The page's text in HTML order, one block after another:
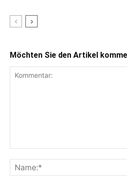
Möchten Sie den Artikel